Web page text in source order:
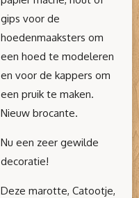
gips voor de
hoedenmaaksters om
een hoed te modeleren
en voor de kappers om
een pruik te maken.
Nieuw brocante.
Nu een zeer gewilde
decoratie!
Deze marotte, Catootje,